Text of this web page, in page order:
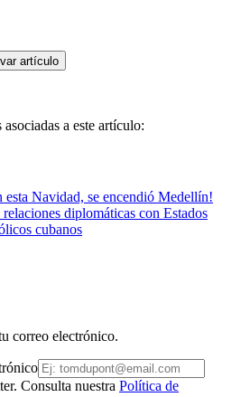
artículo
a este artículo:
esta Navidad, se encendió Medellín!
relaciones diplomáticas con Estados
cubanos
correo electrónico.
Consulta nuestra Política de